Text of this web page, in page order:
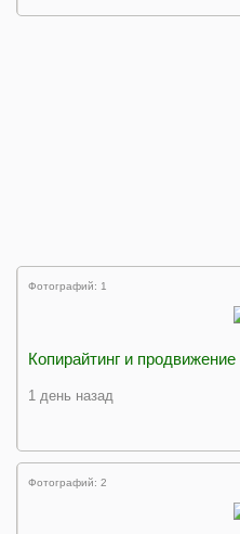
Фотографий: 1
Копирайтинг и
1 день назад
Фотографий: 2